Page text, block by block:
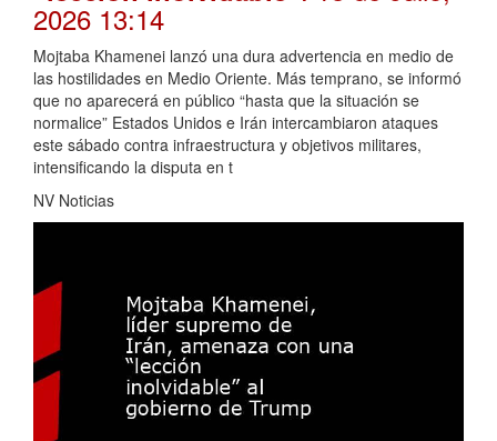
2026 13:14
Mojtaba Khamenei lanzó una dura advertencia en medio de
las hostilidades en Medio Oriente. Más temprano, se informó
que no aparecerá en público “hasta que la situación se
normalice” Estados Unidos e Irán intercambiaron ataques
este sábado contra infraestructura y objetivos militares,
intensificando la disputa en t
NV Noticias